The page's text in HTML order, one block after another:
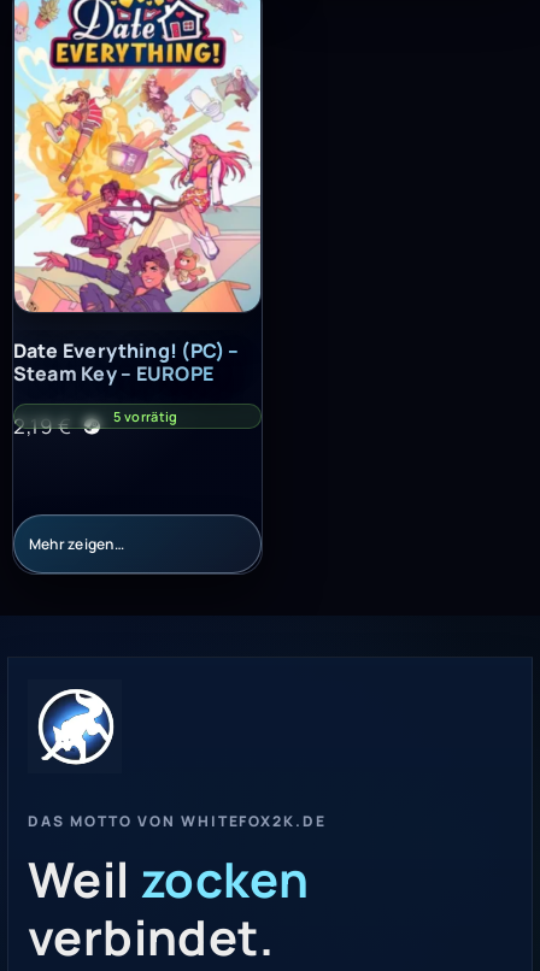
Date Everything! (PC) – Steam Key – EUROPE
Date Everything! (PC) –
Steam Key – EUROPE
2,19€ 5 vorrätig
Mehr zeigen…
DAS MOTTO VON WHITEFOX2K.DE
Weil zocken
verbindet.